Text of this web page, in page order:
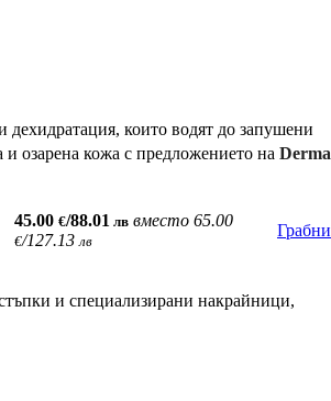
които водят до запушени
озарена кожа с предложението на Derma
45.00 €/88.01 лв вместо 65.00
€/127.13 лв
Грабни
и специализирани накрайници,